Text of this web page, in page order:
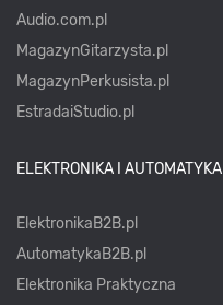
Audio.com.pl
MagazynGitarzysta.pl
MagazynPerkusista.pl
EstradaiStudio.pl
ELEKTRONIKA I AUTOMATYKA
ElektronikaB2B.pl
AutomatykaB2B.pl
Elektronika Praktyczna